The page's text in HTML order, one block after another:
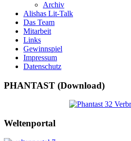
Archiv
Alishas Lit-Talk
Das Team
Mitarbeit
Links
Gewinnspiel
Impressum
Datenschutz
PHANTAST (Download)
Weltenportal